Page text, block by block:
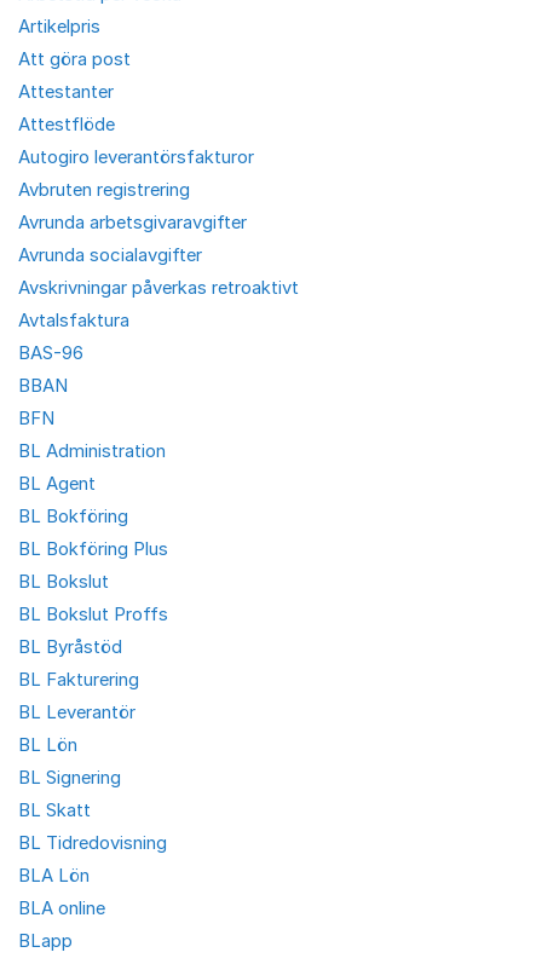
Artikelpris
Att göra post
Attestanter
Attestflöde
Autogiro leverantörsfakturor
Avbruten registrering
Avrunda arbetsgivaravgifter
Avrunda socialavgifter
Avskrivningar påverkas retroaktivt
Avtalsfaktura
BAS-96
BBAN
BFN
BL Administration
BL Agent
BL Bokföring
BL Bokföring Plus
BL Bokslut
BL Bokslut Proffs
BL Byråstöd
BL Fakturering
BL Leverantör
BL Lön
BL Signering
BL Skatt
BL Tidredovisning
BLA Lön
BLA online
BLapp